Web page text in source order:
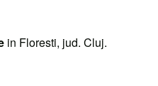
in Floresti, jud. Cluj.